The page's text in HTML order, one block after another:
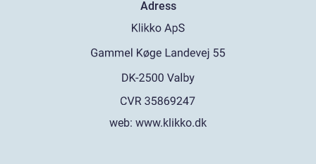
Adress
web: www.klikko.dk